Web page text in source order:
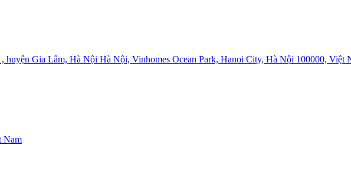
Gia Lâm, Hà Nội Hà Nội, Vinhomes Ocean Park, Hanoi City, Hà Nội 100000, Việt
Nam